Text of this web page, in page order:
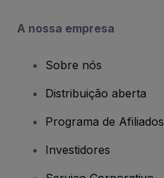
A nossa empresa
Sobre nós
Distribuição aberta
Programa de Afiliados
Investidores